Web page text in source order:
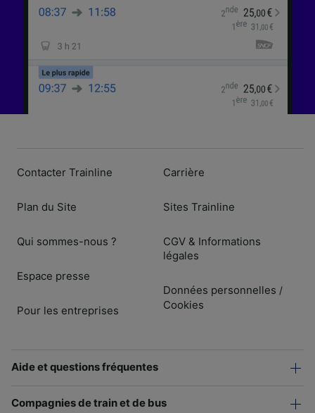
Contacter Trainline
Plan du Site
Qui sommes-nous ?
Espace presse
Pour les entreprises
Carrière
Sites Trainline
CGV & Informations
légales
Données personnelles /
Cookies
Aide et questions fréquentes
Compagnies de train et de bus